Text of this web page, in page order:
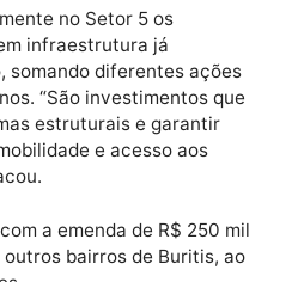
as obras contribuíram
do bairro, reduzindo
chuvas e danos à
aplicação das manilhas
pluvial, prevenindo
à população.
no Setor 5 os
em infraestrutura já